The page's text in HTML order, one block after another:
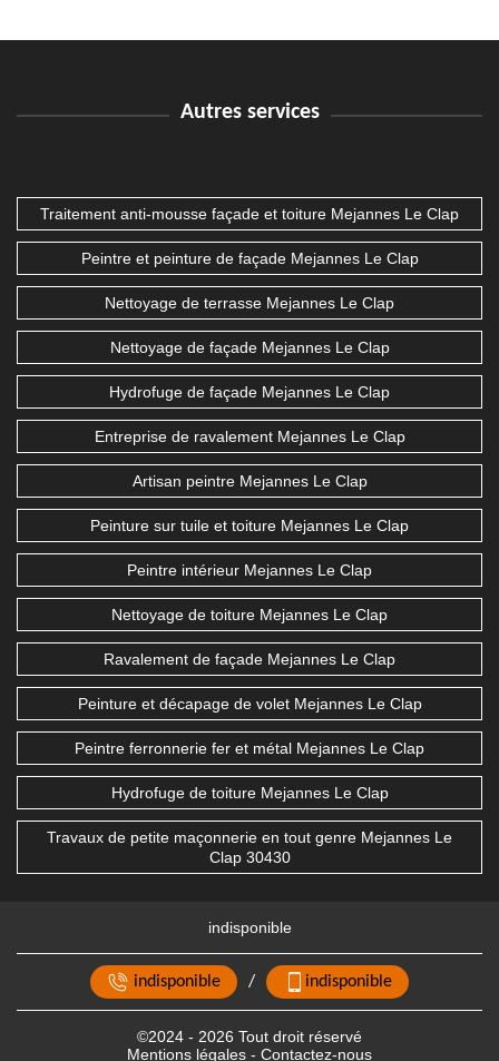
Autres services
Traitement anti-mousse façade et toiture Mejannes Le Clap
Peintre et peinture de façade Mejannes Le Clap
Nettoyage de terrasse Mejannes Le Clap
Nettoyage de façade Mejannes Le Clap
Hydrofuge de façade Mejannes Le Clap
Entreprise de ravalement Mejannes Le Clap
Artisan peintre Mejannes Le Clap
Peinture sur tuile et toiture Mejannes Le Clap
Peintre intérieur Mejannes Le Clap
Nettoyage de toiture Mejannes Le Clap
Ravalement de façade Mejannes Le Clap
Peinture et décapage de volet Mejannes Le Clap
Peintre ferronnerie fer et métal Mejannes Le Clap
Hydrofuge de toiture Mejannes Le Clap
Travaux de petite maçonnerie en tout genre Mejannes Le
Clap 30430
indisponible
indisponible / indisponible
©2024 - 2026 Tout droit réservé
Mentions légales - Contactez-nous